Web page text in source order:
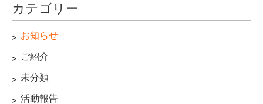
カテゴリー
お知らせ
ご紹介
未分類
活動報告